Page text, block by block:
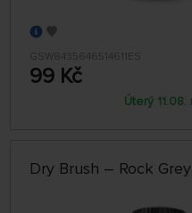
GSW8435646514611ES
99 Kč
Úterý
Dry Brush – Rock